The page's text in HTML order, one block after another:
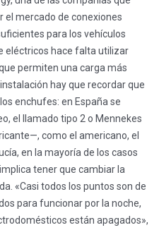
el mercado de conexiones
para los vehículos
eléctricos hace falta utilizar
permiten una carga más
hay que recordar que
enchufes: en España se
el llamado tipo 2 o Mennekes
como el americano, el
en la mayoría de los casos
tener que cambiar la
«Casi todos los puntos son de
para funcionar por la noche,
están apagados»,